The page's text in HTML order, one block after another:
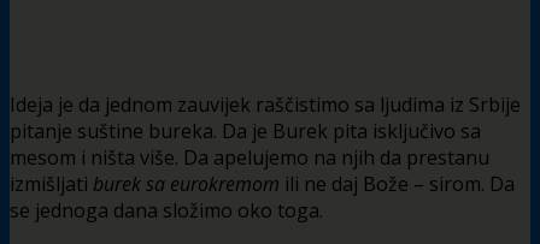
Ideja je da jednom zauvijek raščistimo sa ljudima iz Srbije
pitanje suštine bureka. Da je Burek pita isključivo sa
mesom i ništa više. Da apelujemo na njih da prestanu
izmišljati burek sa eurokremom ili ne daj Bože – sirom. Da
se jednoga dana složimo oko toga.